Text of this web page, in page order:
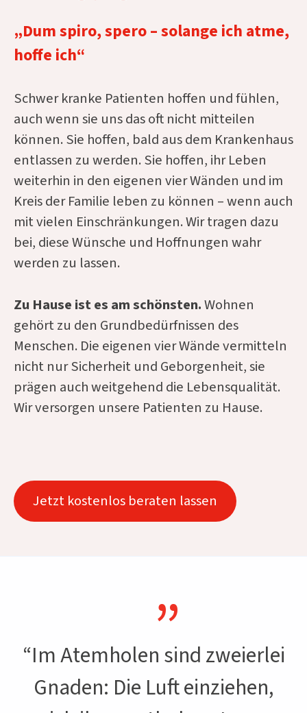
„Dum spiro, spero – solange ich atme,
hoffe ich“
Schwer kranke Patienten hoffen und fühlen,
auch wenn sie uns das oft nicht mitteilen
können. Sie hoffen, bald aus dem Krankenhaus
entlassen zu werden. Sie hoffen, ihr Leben
weiterhin in den eigenen vier Wänden und im
Kreis der Familie leben zu können – wenn auch
mit vielen Einschränkungen. Wir tragen dazu
bei, diese Wünsche und Hoffnungen wahr
werden zu lassen.
Zu Hause ist es am schönsten.Wohnen
gehört zu den Grundbedürfnissen des
Menschen. Die eigenen vier Wände vermitteln
nicht nur Sicherheit und Geborgenheit, sie
prägen auch weitgehend die Lebensqualität.
Wir versorgen unsere Patienten zu Hause.
Jetzt kostenlos beraten lassen
“Im Atemholen sind zweierlei
Gnaden: Die Luft einziehen,